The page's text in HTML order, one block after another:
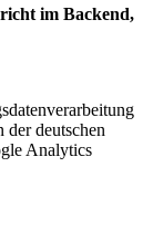
im Backend,
der deutschen
Analytics